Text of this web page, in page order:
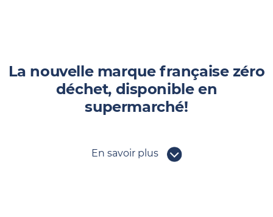
La nouvelle marque française zéro
déchet, disponible en
supermarché!
En savoir plus